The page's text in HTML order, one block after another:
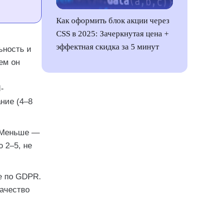
и
он
(4–8
Меньше —
2–5, не
по GDPR.
Как оформить блок акции через
CSS в 2025: Зачеркнутая цена +
эффектная скидка за 5 минут